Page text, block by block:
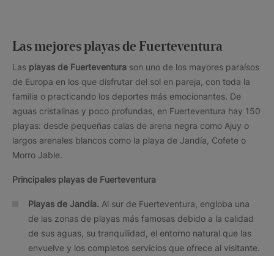
Las mejores playas de Fuerteventura
Las playas de Fuerteventura son uno de los mayores paraísos
de Europa en los que disfrutar del sol en pareja, con toda la
familia o practicando los deportes más emocionantes. De
aguas cristalinas y poco profundas, en Fuerteventura hay 150
playas: desde pequeñas calas de arena negra como Ajuy o
largos arenales blancos como la playa de Jandía, Cofete o
Morro Jable.
Principales playas de Fuerteventura
Playas de Jandía. Al sur de Fuerteventura, engloba una
de las zonas de playas más famosas debido a la calidad
de sus aguas, su tranquilidad, el entorno natural que las
envuelve y los completos servicios que ofrece al visitante.